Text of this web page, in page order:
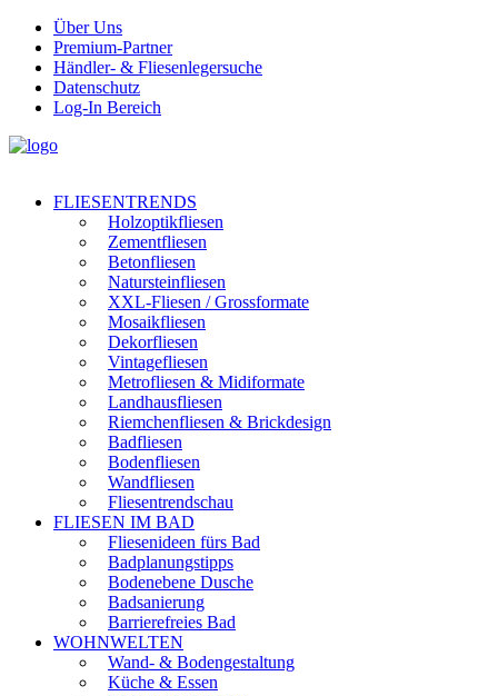
Über Uns
Premium-Partner
Händler- & Fliesenlegersuche
Datenschutz
Log-In Bereich
FLIESENTRENDS
Holzoptikfliesen
Zementfliesen
Betonfliesen
Natursteinfliesen
XXL-Fliesen / Grossformate
Mosaikfliesen
Dekorfliesen
Vintagefliesen
Metrofliesen & Midiformate
Landhausfliesen
Riemchenfliesen & Brickdesign
Badfliesen
Bodenfliesen
Wandfliesen
Fliesentrendschau
FLIESEN IM BAD
Fliesenideen fürs Bad
Badplanungstipps
Bodenebene Dusche
Badsanierung
Barrierefreies Bad
WOHNWELTEN
Wand- & Bodengestaltung
Küche & Essen